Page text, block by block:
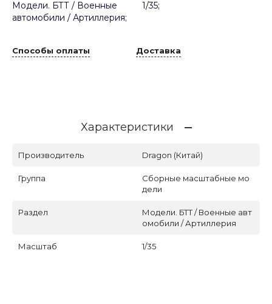
Модели. БТТ / Военные
автомобили / Артиллерия;
1/35;
Способы оплаты Доставка
Характеристики
Производитель Dragon (Китай)
Группа
Сборные масштабные мо
дели
Раздел
Модели. БТТ / Военные авт
омобили / Артиллерия
Масштаб 1/35